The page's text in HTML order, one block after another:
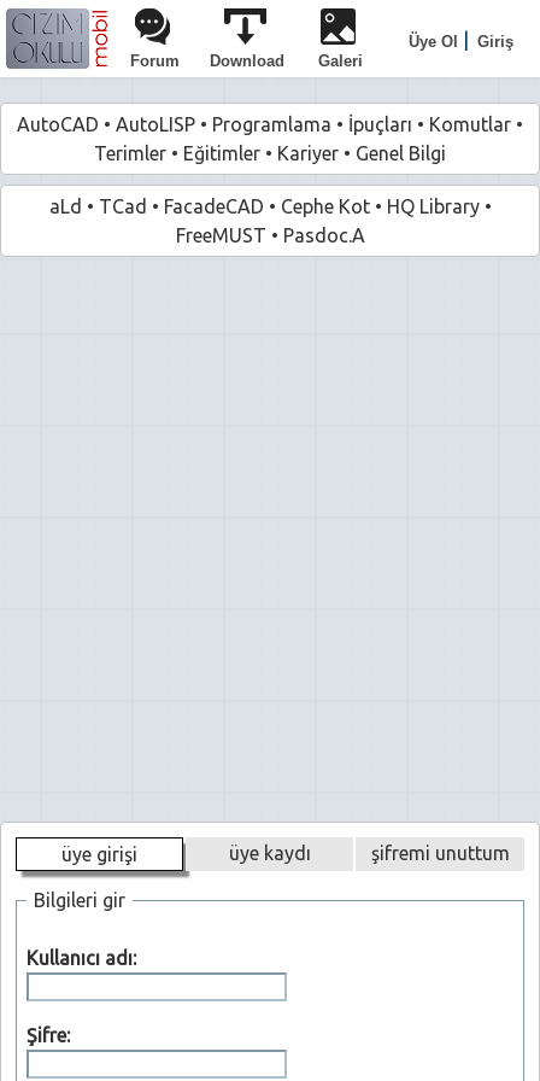
Üye Ol
Giriş
Forum
Download Galeri
AutoCAD • AutoLISP • Programlama • İpuçları • Komutlar •
Terimler • Eğitimler • Kariyer • Genel Bilgi
aLd • TCad • FacadeCAD • Cephe Kot• HQ Library•
FreeMUST • Pasdoc.A
üye girişi üye kaydı şifremi unuttum
Bilgileri gir
Kullanıcı adı:
Şifre: